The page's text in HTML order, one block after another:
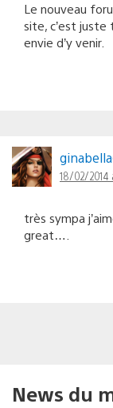
Le nouveau
site, c’est juste
envie d’y venir.
18/02/2014
très sympa
great….
News du